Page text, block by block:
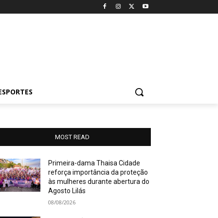
MOST READ
Primeira-dama Thaisa Cidade
reforça importância da proteção
às mulheres durante abertura do
Agosto Lilás
08/08/2026